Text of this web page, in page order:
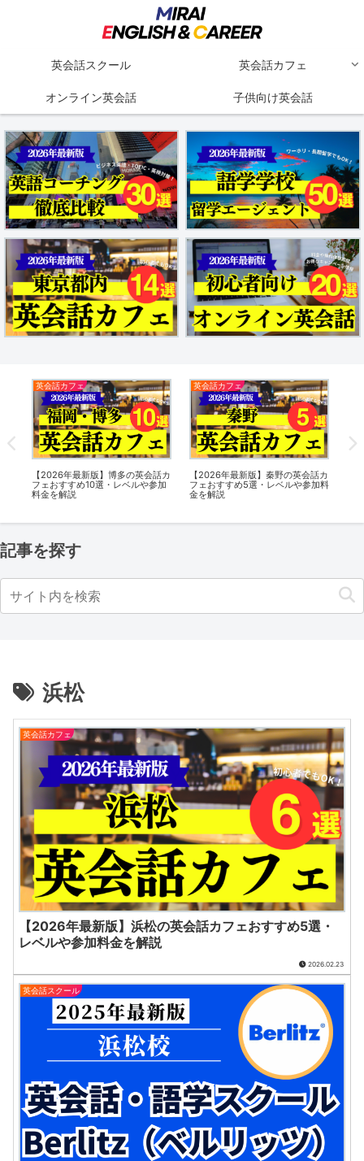
英会話スクール 英会話カフェ
オンライン英会話 子供向け英会話
英会話カフェ
【2026年最新版】博多の英会話カ
フェおすすめ10選・レベルや参加
料金を解説
英会話カフェ
【2026年最新版】秦野の英会話カ
フェおすすめ5選・レベルや参加料
金を解説
記事を探す
浜松
英会話カフェ
【2026年最新版】浜松の英会話カフェおすすめ5選・
レベルや参加料金を解説
2026.02.23
英会話スクール